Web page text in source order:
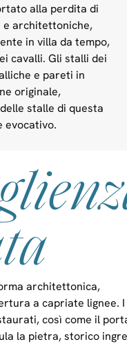
alla perdita di
architettoniche,
in villa da tempo,
cavalli. Gli stalli dei
e pareti in
originale,
stalle di questa
evocativo.
architettonica,
a capriate lignee. I
così come il
la pietra, storico